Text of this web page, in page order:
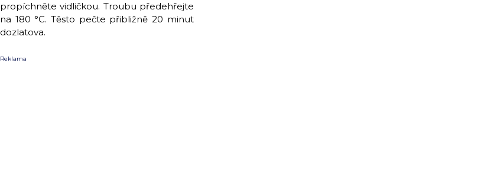
propíchněte vidličkou. Troubu předehřejte
na 180 °C. Těsto pečte přibližně 20 minut
dozlatova.
Reklama